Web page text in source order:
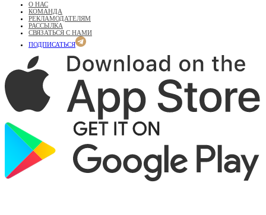
О НАС
КОМАНДА
РЕКЛАМОДАТЕЛЯМ
РАССЫЛКА
СВЯЗАТЬСЯ С НАМИ
ПОДПИСАТЬСЯ